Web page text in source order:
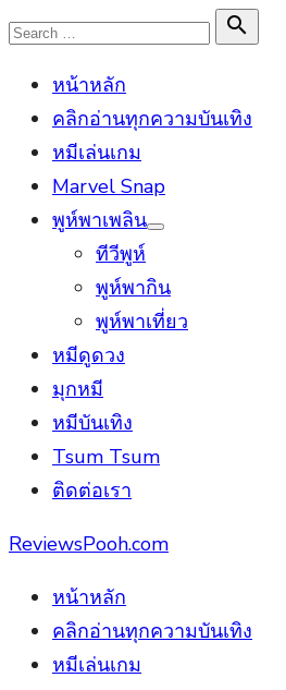
Skip
content
Search

Search
หน้าหลัก
คลิกอ่านทุกความบันเทิง
หมีเล่นเกม
Marvel Snap
พูห์พาเพลิน
Show
ทีวีพูห์
พูห์พากิน
พูห์พาเที่ยว
หมีดูดวง
มุกหมี
หมีบันเทิง
Tsum Tsum
ติดต่อเรา
ReviewsPooh.com
หน้าหลัก
คลิกอ่านทุกความบันเทิง
หมีเล่นเกม